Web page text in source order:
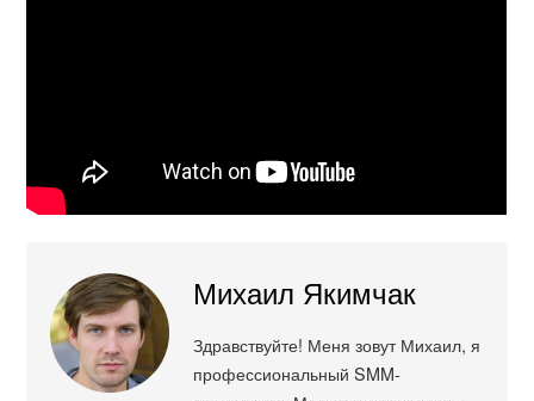
Михаил Якимчак
Здравствуйте! Меня зовут Михаил, я
профессиональный SMM-